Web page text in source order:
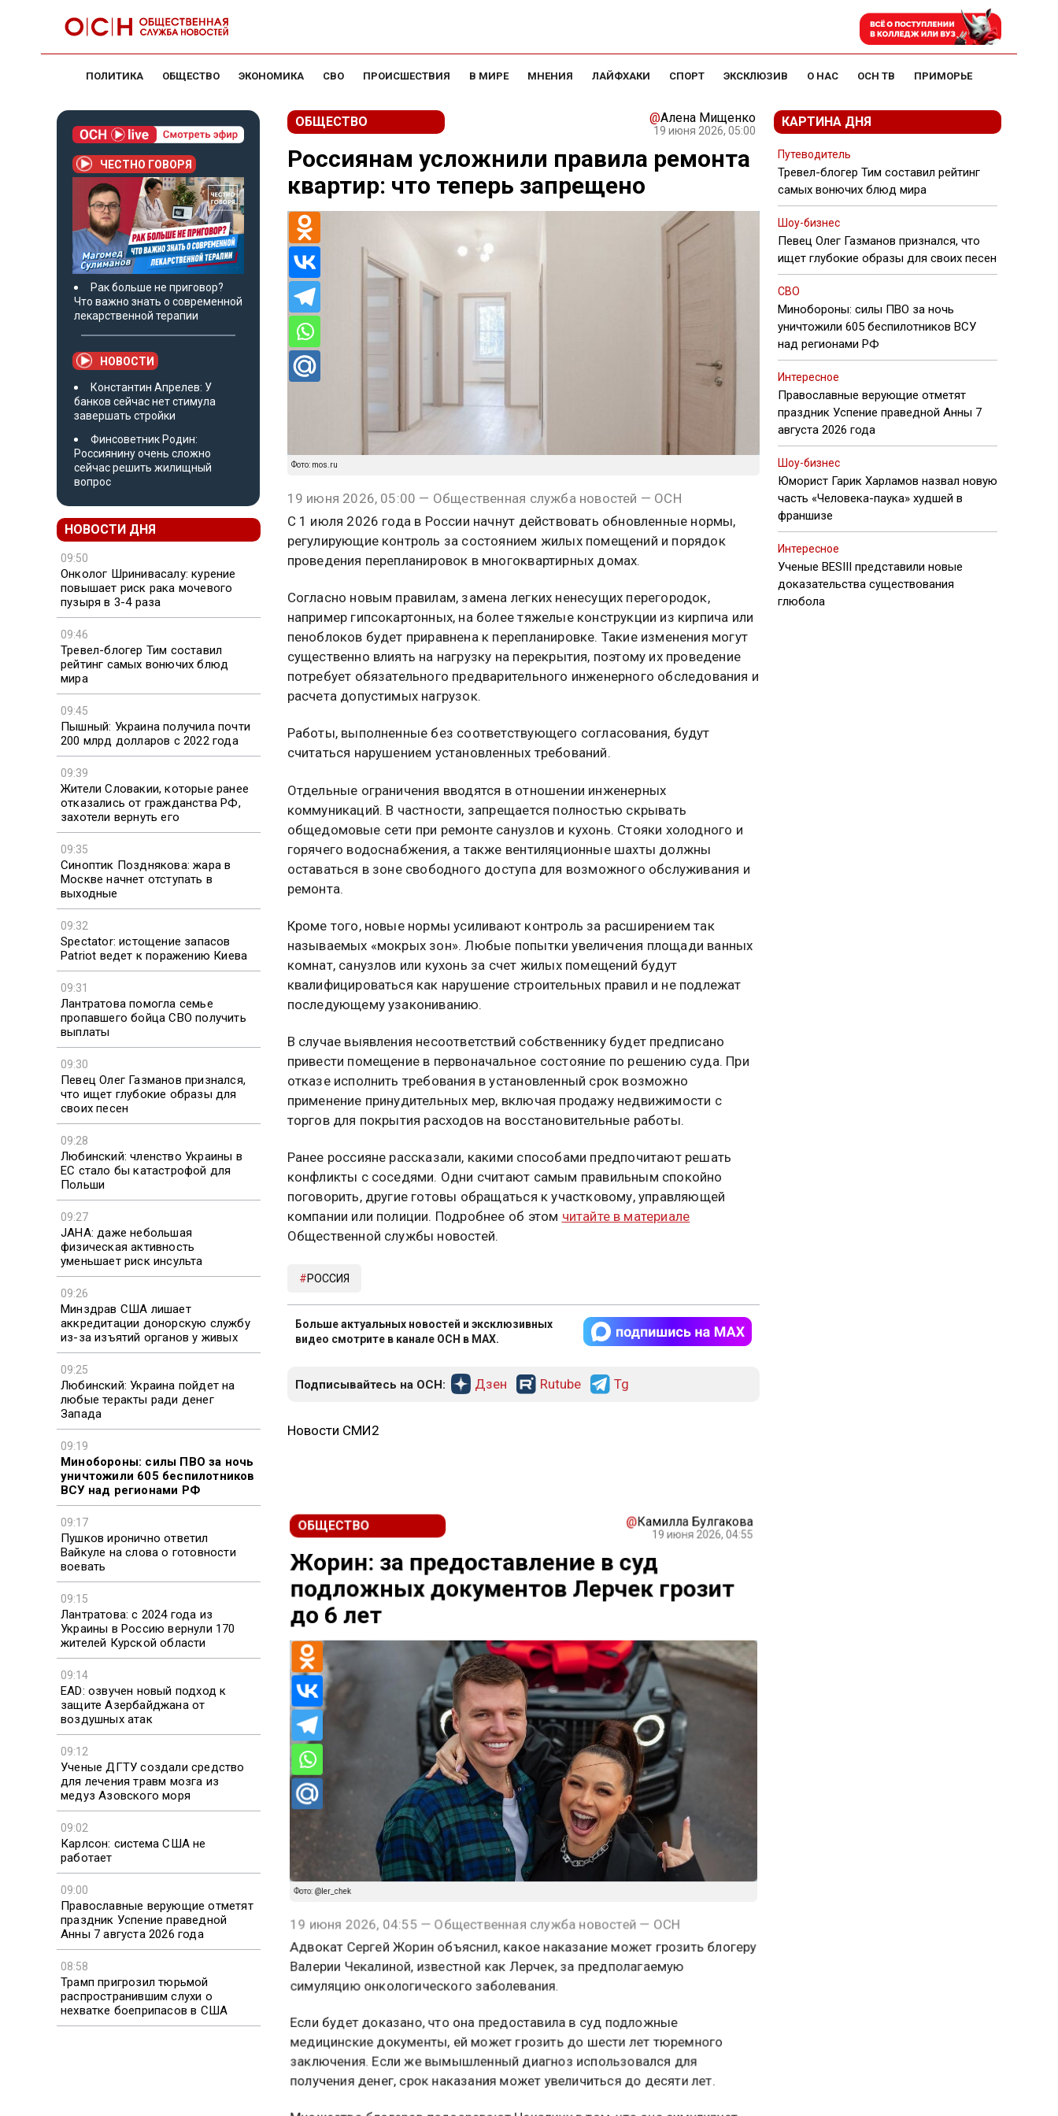
ПОЛИТИКА ОБЩЕСТВО ЭКОНОМИКА СВО ПРОИСШЕСТВИЯ В МИРЕ МНЕНИЯ ЛАЙФХАКИ СПОРТ ЭКСКЛЮЗИВ О НАС ОСН ТВ ПРИМОРЬЕ
ЧЕСТНО ГОВОРЯ
Рак больше не приговор?
Что важно знать о современной
лекарственной терапии
НОВОСТИ
Константин Апрелев: У
банков сейчас нет стимула
завершать стройки
Финсоветник Родин:
Россиянину очень сложно
сейчас решить жилищный
вопрос
НОВОСТИ ДНЯ
09:50
Онколог Шринивасалу: курение
повышает риск рака мочевого
пузыря в 3-4 раза
09:46
Тревел-блогер Тим составил
рейтинг самых вонючих блюд
мира
09:45
Пышный: Украина получила почти
200 млрд долларов с 2022 года
09:39
Жители Словакии, которые ранее
отказались от гражданства РФ,
захотели вернуть его
09:35
Синоптик Позднякова: жара в
Москве начнет отступать в
выходные
09:32
Spectator: истощение запасов
Patriot ведет к поражению Киева
09:31
Лантратова помогла семье
пропавшего бойца СВО получить
выплаты
09:30
Певец Олег Газманов признался,
что ищет глубокие образы для
своих песен
09:28
Любинский: членство Украины в
ЕС стало бы катастрофой для
Польши
09:27
JAHA: даже небольшая
физическая активность
уменьшает риск инсульта
09:26
Минздрав США лишает
аккредитации донорскую службу
из-за изъятий органов у живых
09:25
Любинский: Украина пойдет на
любые теракты ради денег
Запада
09:19
Минобороны: силы ПВО за ночь
уничтожили 605 беспилотников
ВСУ над регионами РФ
09:17
Пушков иронично ответил
Вайкуле на слова о готовности
воевать
09:15
Лантратова: с 2024 года из
Украины в Россию вернули 170
жителей Курской области
09:14
EAD: озвучен новый подход к
защите Азербайджана от
воздушных атак
09:12
Ученые ДГТУ создали средство
для лечения травм мозга из
медуз Азовского моря
09:02
Карлсон: система США не
работает
09:00
Православные верующие отметят
праздник Успение праведной
Анны 7 августа 2026 года
08:58
Трамп пригрозил тюрьмой
распространившим слухи о
нехватке боеприпасов в США
ОБЩЕСТВО @Алена Мищенко
19 июня 2026, 05:00
Россиянам усложнили правила ремонта
квартир: что теперь запрещено
Фото: mos.ru
19 июня 2026, 05:00 — Общественная служба новостей — ОСН
С 1 июля 2026 года в России начнут действовать обновленные нормы,
регулирующие контроль за состоянием жилых помещений и порядок
проведения перепланировок в многоквартирных домах.
Согласно новым правилам, замена легких ненесущих перегородок,
например гипсокартонных, на более тяжелые конструкции из кирпича или
пеноблоков будет приравнена к перепланировке. Такие изменения могут
существенно влиять на нагрузку на перекрытия, поэтому их проведение
потребует обязательного предварительного инженерного обследования и
расчета допустимых нагрузок.
Работы, выполненные без соответствующего согласования, будут
считаться нарушением установленных требований.
Отдельные ограничения вводятся в отношении инженерных
коммуникаций. В частности, запрещается полностью скрывать
общедомовые сети при ремонте санузлов и кухонь. Стояки холодного и
горячего водоснабжения, а также вентиляционные шахты должны
оставаться в зоне свободного доступа для возможного обслуживания и
ремонта.
Кроме того, новые нормы усиливают контроль за расширением так
называемых «мокрых зон». Любые попытки увеличения площади ванных
комнат, санузлов или кухонь за счет жилых помещений будут
квалифицироваться как нарушение строительных правил и не подлежат
последующему узакониванию.
В случае выявления несоответствий собственнику будет предписано
привести помещение в первоначальное состояние по решению суда. При
отказе исполнить требования в установленный срок возможно
применение принудительных мер, включая продажу недвижимости с
торгов для покрытия расходов на восстановительные работы.
Ранее россияне рассказали, какими способами предпочитают решать
конфликты с соседями. Одни считают самым правильным спокойно
поговорить, другие готовы обращаться к участковому, управляющей
компании или полиции. Подробнее об этом читайте в материале
Общественной службы новостей.
РОССИЯ
Больше актуальных новостей и эксклюзивных
видео смотрите в канале ОСН в MAX.
Подписывайтесь на ОСН: Дзен Rutube Tg
ОБЩЕСТВО @Камилла Булгакова
19 июня 2026, 04:55
Жорин: за предоставление в суд
подложных документов Лерчек грозит
до 6 лет
19 июня 2026, 04:55 — Общественная служба новостей — ОСН
Адвокат Сергей Жорин объяснил, какое наказание может грозить блогеру
Валерии Чекалиной, известной как Лерчек, за предполагаемую
Если будет доказано, что она предоставила в суд подложные
медицинские документы, ей может грозить до шести лет тюремного
заключения. Если же вымышленный диагноз использовался для
КАРТИНА ДНЯ
Путеводитель
Тревел-блогер Тим составил рейтинг
самых вонючих блюд мира
Шоу-бизнес
Певец Олег Газманов признался, что
ищет глубокие образы для своих песен
СВО
Минобороны: силы ПВО за ночь
уничтожили 605 беспилотников ВСУ
над регионами РФ
Интересное
Православные верующие отметят
праздник Успение праведной Анны 7
августа 2026 года
Шоу-бизнес
Юморист Гарик Харламов назвал новую
часть «Человека-паука» худшей в
франшизе
Интересное
Ученые BESIII представили новые
доказательства существования
глюбола